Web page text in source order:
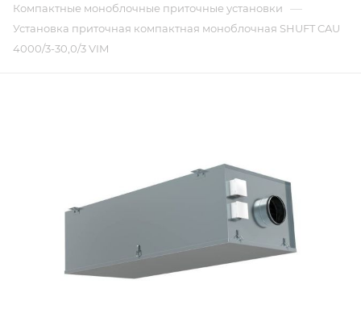
Компактные моноблочные приточные установки —
Установка приточная компактная моноблочная SHUFT CAU
4000/3-30,0/3 VIM